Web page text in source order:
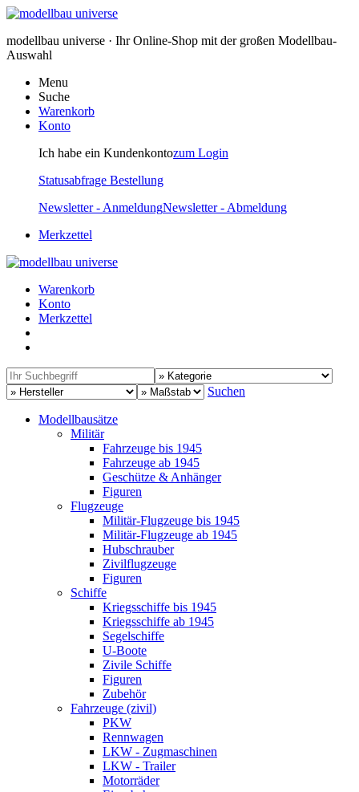
modellbau universe · Ihr Online-Shop mit der großen Modellbau-
Auswahl
Menu
Suche
Warenkorb
Konto
Ich habe ein Kundenkontozum Login
Statusabfrage Bestellung
Newsletter - AnmeldungNewsletter - Abmeldung
Merkzettel
Warenkorb
Konto
Merkzettel
Suchen
Modellbausätze
Militär
Fahrzeuge bis 1945
Fahrzeuge ab 1945
Geschütze & Anhänger
Figuren
Flugzeuge
Militär-Flugzeuge bis 1945
Militär-Flugzeuge ab 1945
Hubschrauber
Zivilflugzeuge
Figuren
Schiffe
Kriegsschiffe bis 1945
Kriegsschiffe ab 1945
Segelschiffe
U-Boote
Zivile Schiffe
Figuren
Zubehör
Fahrzeuge (zivil)
PKW
Rennwagen
LKW - Zugmaschinen
LKW - Trailer
Motorräder